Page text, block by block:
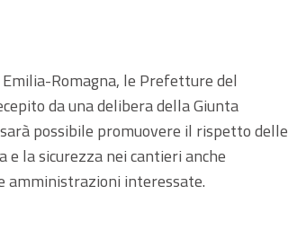
Romagna, le Prefetture del
da una delibera della Giunta
possibile promuovere il rispetto delle
la sicurezza nei cantieri anche
amministrazioni interessate.